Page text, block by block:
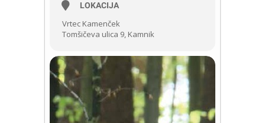
LOKACIJA
Vrtec Kamenček
Tomšičeva ulica 9, Kamnik